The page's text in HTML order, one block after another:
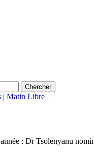
: Dr Tsolenyanu